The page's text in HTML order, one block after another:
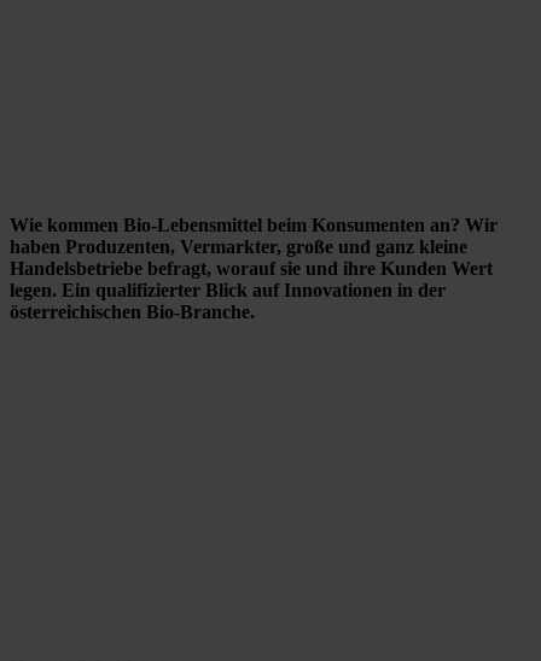
Wie kommen Bio-Lebensmittel beim Konsumenten an? Wir
haben Produzenten, Vermarkter, große und ganz kleine
Handelsbetriebe befragt, worauf sie und ihre Kunden Wert
legen. Ein qualifizierter Blick auf Innovationen in der
österreichischen Bio-Branche.